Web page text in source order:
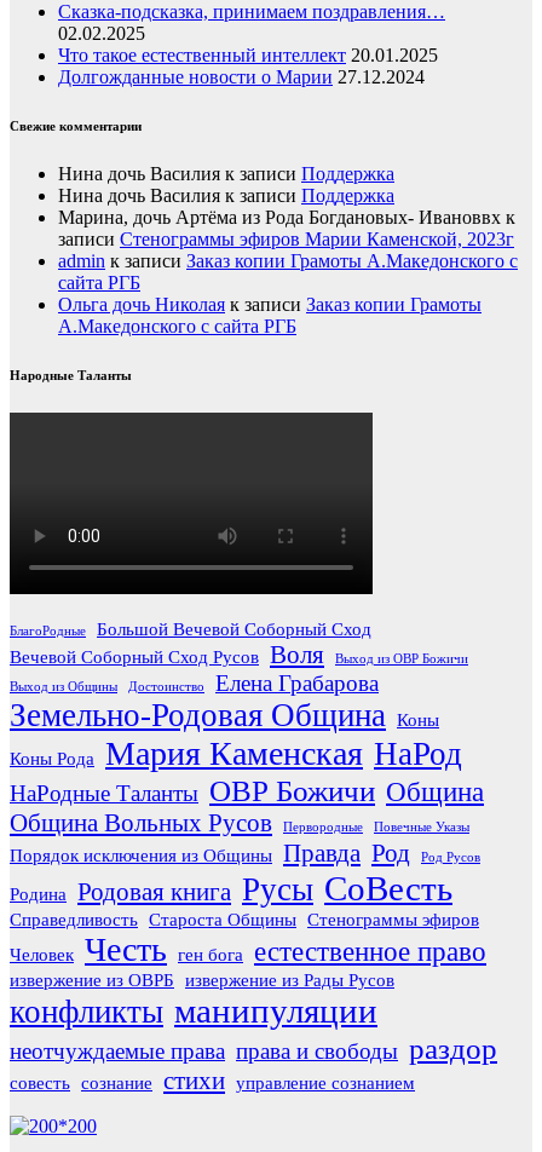
Сказка-подсказка, принимаем поздравления…
02.02.2025
Что такое естественный интеллект 20.01.2025
Долгожданные новости о Марии 27.12.2024
Свежие комментарии
Нина дочь Василия к записи Поддержка
Нина дочь Василия к записи Поддержка
Марина, дочь Артёма из Рода Богдановых- Ивановвх к
записи Стенограммы эфиров Марии Каменской, 2023г
admin к записи Заказ копии Грамоты А.Македонского с
сайта РГБ
Ольга дочь Николая к записи Заказ копии Грамоты
А.Македонского с сайта РГБ
Народные Таланты
БлагоРодные
Большой Вечевой Соборный Сход
Вечевой Соборный Сход Русов Воля Выход из ОВР Божичи
Выход из Общины Достоинство Елена Грабарова
Земельно-Родовая Община Коны
Коны Рода Мария Каменская НаРод
НаРодные Таланты ОВР Божичи Община
Община Вольных Русов Первородные Повечные Указы
Порядок исключения из Общины Правда Род Род Русов
Родина Родовая книга Русы СоВесть
Справедливость Староста Общины Стенограммы эфиров
Человек Честь ген бога естественное право
извержение из ОВРБ извержение из Рады Русов
конфликты манипуляции
неотчуждаемые права права и свободы раздор
совесть сознание стихи управление сознанием